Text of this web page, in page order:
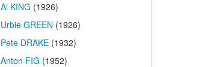
Al KING (1926)
Urbie GREEN (1926)
Pete DRAKE(1932)
Anton FIG (1952)